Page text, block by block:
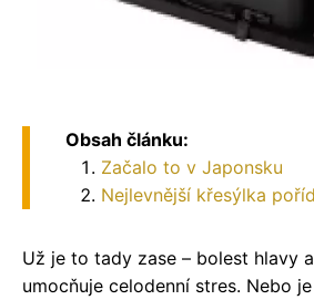
Obsah článku:
Začalo to v Japonsku
Nejlevnější křesýlka
Už je to tady zase – bolest hlavy
umocňuje celodenní stres. Nebo